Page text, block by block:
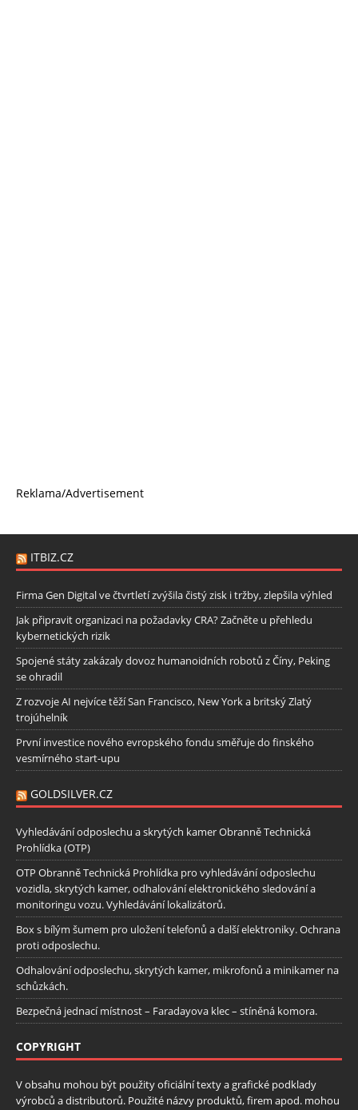
Reklama/Advertisement
ITBIZ.CZ
Firma Gen Digital ve čtvrtletí zvýšila čistý zisk i tržby, zlepšila výhled
Jak připravit organizaci na požadavky CRA? Začněte u přehledu
kybernetických rizik
Spojené státy zakázaly dovoz humanoidních robotů z Číny, Peking
se ohradil
Z rozvoje AI nejvíce těží San Francisco, New York a britský Zlatý
trojúhelník
První investice nového evropského fondu směřuje do finského
vesmírného start-upu
GOLDSILVER.CZ
Vyhledávání odposlechu a skrytých kamer Obranně Technická
Prohlídka (OTP)
OTP Obranně Technická Prohlídka pro vyhledávání odposlechu
vozidla, skrytých kamer, odhalování elektronického sledování a
monitoringu vozu. Vyhledávání lokalizátorů.
Box s bílým šumem pro uložení telefonů a další elektroniky. Ochrana
proti odposlechu.
Odhalování odposlechu, skrytých kamer, mikrofonů a minikamer na
schůzkách.
Bezpečná jednací místnost – Faradayova klec – stíněná komora.
COPYRIGHT
V obsahu mohou být použity oficiální texty a grafické podklady
výrobců a distributorů. Použité názvy produktů, firem apod. mohou